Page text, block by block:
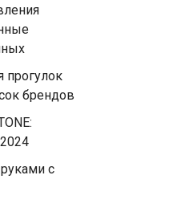
прогулок
брендов
с